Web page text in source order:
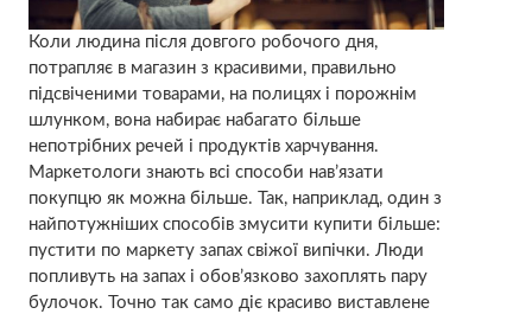
Коли людина після довгого робочого дня,
потрапляє в магазин з красивими, правильно
підсвіченими товарами, на полицях і порожнім
шлунком, вона набирає набагато більше
непотрібних речей і продуктів харчування.
Маркетологи знають всі способи нав’язати
покупцю як можна більше. Так, наприклад, один з
найпотужніших способів змусити купити більше:
пустити по маркету запах свіжої випічки. Люди
попливуть на запах і обов’язково захоплять пару
булочок. Точно так само діє красиво виставлене